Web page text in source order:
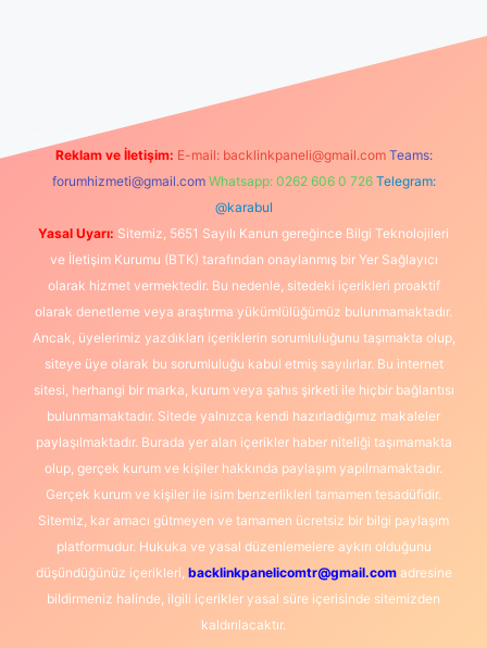
Reklam ve İletişim: E-mail: backlinkpaneli@gmail.com Teams:
forumhizmeti@gmail.com Whatsapp: 0262 606 0 726 Telegram:
@karabul
Yasal Uyarı: Sitemiz, 5651 Sayılı Kanun gereğince Bilgi Teknolojileri
ve İletişim Kurumu (BTK) tarafından onaylanmış bir Yer Sağlayıcı
olarak hizmet vermektedir. Bu nedenle, sitedeki içerikleri proaktif
olarak denetleme veya araştırma yükümlülüğümüz bulunmamaktadır.
Ancak, üyelerimiz yazdıkları içeriklerin sorumluluğunu taşımakta olup,
siteye üye olarak bu sorumluluğu kabul etmiş sayılırlar. Bu internet
sitesi, herhangi bir marka, kurum veya şahıs şirketi ile hiçbir bağlantısı
bulunmamaktadır. Sitede yalnızca kendi hazırladığımız makaleler
paylaşılmaktadır. Burada yer alan içerikler haber niteliği taşımamakta
olup, gerçek kurum ve kişiler hakkında paylaşım yapılmamaktadır.
Gerçek kurum ve kişiler ile isim benzerlikleri tamamen tesadüfidir.
Sitemiz, kar amacı gütmeyen ve tamamen ücretsiz bir bilgi paylaşım
platformudur. Hukuka ve yasal düzenlemelere aykırı olduğunu
düşündüğünüz içerikleri, backlinkpanelicomtr@gmail.comadresine
bildirmeniz halinde, ilgili içerikler yasal süre içerisinde sitemizden
kaldırılacaktır.